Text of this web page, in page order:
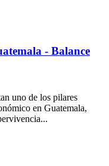
- Balance
uno de los pilares
en Guatemala,